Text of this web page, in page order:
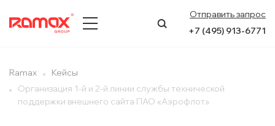
Отправить запрос
+7 (495) 913-6771
ПРЕСС-ЦЕНТР
Ramax
Кейсы
Организация 1-й и 2-й линии службы технической
поддержки внешнего сайта ПАО «Аэрофлот»